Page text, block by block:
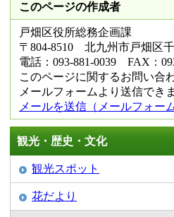
このページの作成者
戸畑区役所総務企画課
〒804-8510 北九州市戸畑区
電話：093-881-0039 FAX：
このページに関するお問い合
メールフォームより送信でき
メールを送信（メールフォーム
観光・歴史・文化
観光スポット
花だより